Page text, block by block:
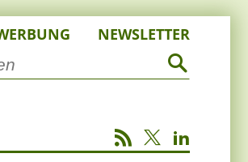
NEWSLETTER